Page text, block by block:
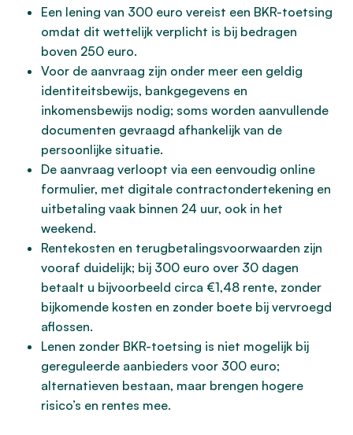
Een lening van 300 euro vereist een BKR-toetsing
omdat dit wettelijk verplicht is bij bedragen
boven 250 euro.
Voor de aanvraag zijn onder meer een geldig
identiteitsbewijs, bankgegevens en
inkomensbewijs nodig; soms worden aanvullende
documenten gevraagd afhankelijk van de
persoonlijke situatie.
De aanvraag verloopt via een eenvoudig online
formulier, met digitale contractondertekening en
uitbetaling vaak binnen 24 uur, ook in het
weekend.
Rentekosten en terugbetalingsvoorwaarden zijn
vooraf duidelijk; bij 300 euro over 30 dagen
betaalt u bijvoorbeeld circa €1,48 rente, zonder
bijkomende kosten en zonder boete bij vervroegd
aflossen.
Lenen zonder BKR-toetsing is niet mogelijk bij
gereguleerde aanbieders voor 300 euro;
alternatieven bestaan, maar brengen hogere
risico’s en rentes mee.